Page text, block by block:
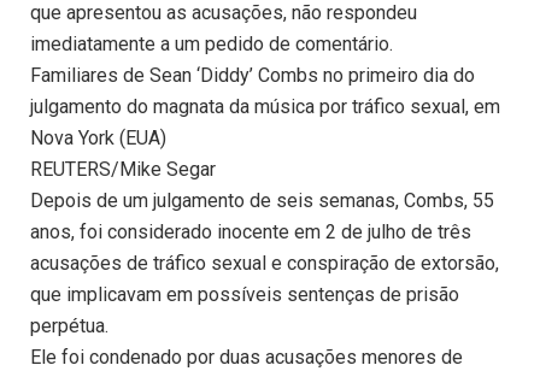
que apresentou as acusações, não respondeu
imediatamente a um pedido de comentário.
Familiares de Sean ‘Diddy’ Combs no primeiro dia do
julgamento do magnata da música por tráfico sexual, em
Nova York (EUA)
REUTERS/Mike Segar
Depois de um julgamento de seis semanas, Combs, 55
anos, foi considerado inocente em 2 de julho de três
acusações de tráfico sexual e conspiração de extorsão,
que implicavam em possíveis sentenças de prisão
perpétua.
Ele foi condenado por duas acusações menores de